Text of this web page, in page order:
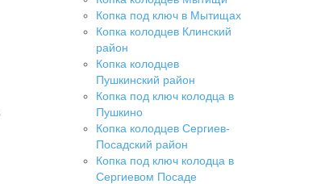
Копка под ключ в Мытищах
Копка колодцев Клинский
район
Копка колодцев
Пушкинский район
Копка под ключ колодца в
Пушкино
Копка колодцев Сергиев-
Посадский район
Копка под ключ колодца в
Сергиевом Посаде